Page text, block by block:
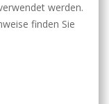
werden.
finden Sie